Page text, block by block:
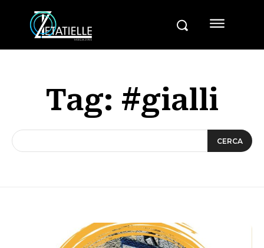
Tag: #gialli
CERCA